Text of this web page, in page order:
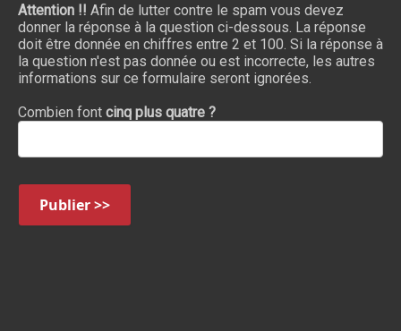
Attention !! Afin de lutter contre le spam vous devez
donner la réponse à la question ci-dessous. La réponse
doit être donnée en chiffres entre 2 et 100. Si la réponse à
la question n'est pas donnée ou est incorrecte, les autres
informations sur ce formulaire seront ignorées.
Combien font cinq plus quatre ?
Publier >>